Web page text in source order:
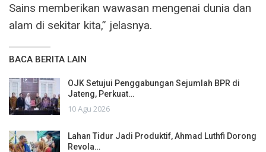
Sains memberikan wawasan mengenai dunia dan
alam di sekitar kita,” jelasnya.
BACA BERITA LAIN
OJK Setujui Penggabungan Sejumlah BPR di
Jateng, Perkuat…
10 Agu 2026
Lahan Tidur Jadi Produktif, Ahmad Luthfi Dorong
Revola…